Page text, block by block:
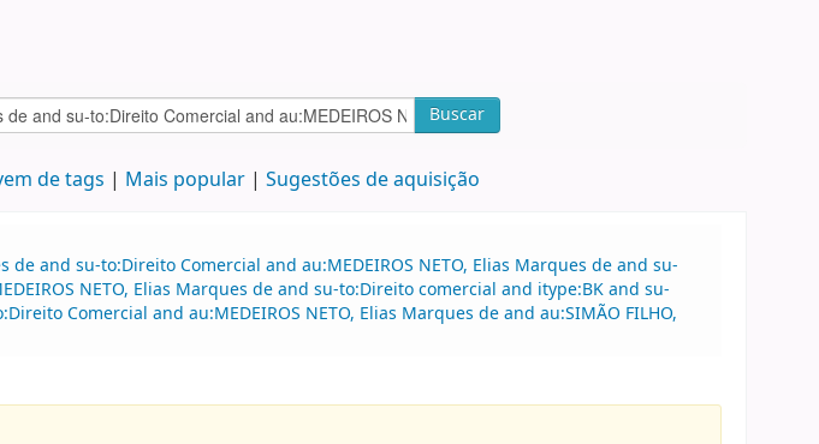
Buscar
de tags Mais popular Sugestões de aquisição
and su-to:Direito Comercial and au:MEDEIROS NETO, Elias Marques de and su-
NETO, Elias Marques de and su-to:Direito comercial and itype:BK and su-
Comercial and au:MEDEIROS NETO, Elias Marques de and au:SIMÃO FILHO,